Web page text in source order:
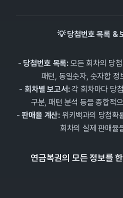
💡 당첨번호 목록 &
- 당첨번호 목록:모든 회차의 당
패턴, 동일숫자, 숫자합 정
-회차별 보고서:각 회차마다 당
구분, 패턴 분석 등을 종합적
-판매율 계산: 위키백과의 당첨확
회차의 실제 판매율
연금복권의 모든 정보를